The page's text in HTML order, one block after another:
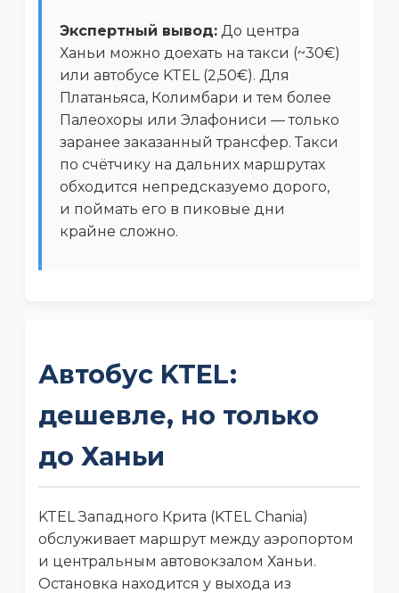
Экспертный вывод: До центра
Ханьи можно доехать на такси (~30€)
или автобусе KTEL (2,50€). Для
Платаньяса, Колимбари и тем более
Палеохоры или Элафониси — только
заранее заказанный трансфер. Такси
по счётчику на дальних маршрутах
обходится непредсказуемо дорого,
и поймать его в пиковые дни
крайне сложно.
Автобус KTEL:
дешевле, но только
до Ханьи
KTEL Западного Крита (KTEL Chania)
обслуживает маршрут между аэропортом
и центральным автовокзалом Ханьи.
Остановка находится у выхода из